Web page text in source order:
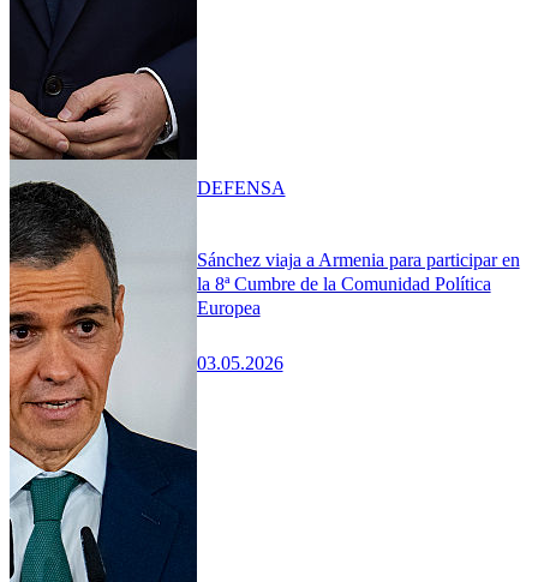
Sánchez viaja a Armenia para participar en
la 8ª Cumbre de la Comunidad Política
Europea
03.05.2026
DEFENSA